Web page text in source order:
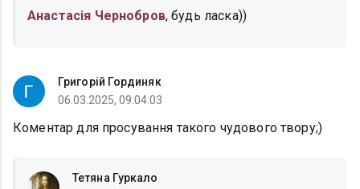
Анастасія Чернобров, будь ласка))
Григорій Гординяк
06.03.2025, 09:04:03
Коментар для просування такого чудового твору;)
Тетяна Гуркало